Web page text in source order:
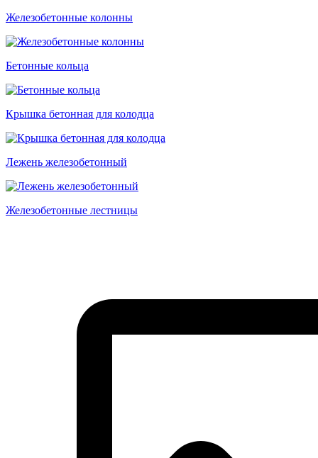
Железобетонные колонны
Бетонные кольца
Крышка бетонная для колодца
Лежень железобетонный
Железобетонные лестницы